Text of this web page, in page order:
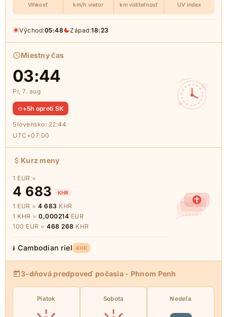
Vlhkosť km/h vietor km viditeľnosť UV index
Východ:05:48 Západ:18:23
Miestny čas
03:44
Pi, 7. aug
+5h oproti SK
Slovensko: 22:44
UTC+07:00
Kurz meny
1 EUR =
4 683 KHR
1 EUR = 4 683 KHR
1 KHR = 0,000214 EUR
100 EUR = 468 268 KHR
៛ Cambodian riel KHR
3-dňová predpoveď počasia - Phnom Penh
Piatok Sobota Nedeľa